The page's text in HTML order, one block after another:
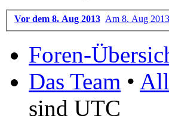
Vor dem 8. Aug 2013 Am 8. Aug
Foren-
Das Team •
sind UTC